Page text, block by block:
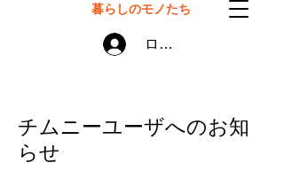
ログイン
暮らしのモノたち
チムニーユーザへのお知
らせ